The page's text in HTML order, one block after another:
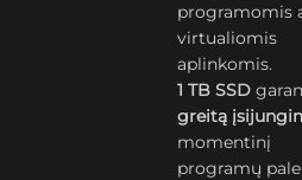
programomis
virtualiomis
aplinkomis.
1 TB SSD
greitą
momentinį
programų